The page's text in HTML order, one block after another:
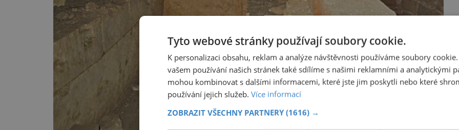
Tyto webové stránky používají soubory cookie.
K personalizaci obsahu, reklam a analýze návštěvnosti používáme soubory
vašem používání našich stránek také sdílíme s našimi reklamními a analytickými
mohou kombinovat s dalšími informacemi, které jste jim poskytli nebo které
používání jejich služeb. Více informací
ZOBRAZIT VŠECHNY PARTNERY (1616) →